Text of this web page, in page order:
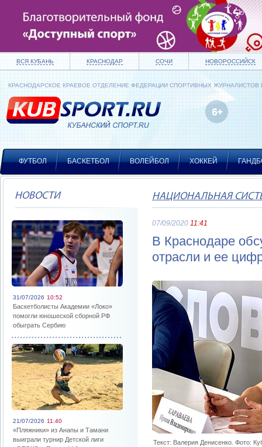
ВСЯ КУБАНЬ КРАСНОДАР СОЧИ НОВОРОССИЙСК
КРАСНОДАРСКОЕ КРАЕВОЕ ОТДЕЛЕНИЕ ФЕДЕРАЦИИ СПОРТИВНЫХ ЖУРНАЛИСТОВ
ФУТБОЛ БАСКЕТБОЛ ВОЛЕЙБОЛ ХОККЕЙ
НОВОСТИ
31/07/2026 10:52
Баскетболисты Академии «Локо»
помогли юношеской сборной РФ
обыграть Сербию
21/07/2026 11:40
«Пляжники» из Анапы и Тамани
выиграли турнир Детской лиги
НАЦИОНАЛЬНАЯ
07/09/2020 11:41
В Краснодаре
отрасли и ее
Текст: Валерия Денисенко. Фото: